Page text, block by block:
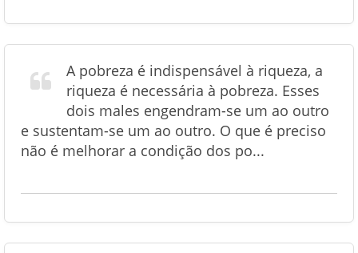
A pobreza é indispensável à riqueza, a
riqueza é necessária à pobreza. Esses
dois males engendram-se um ao outro
e sustentam-se um ao outro. O que é preciso
não é melhorar a condição dos po...